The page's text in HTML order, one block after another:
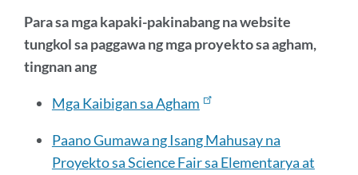
Para sa mga kapaki-pakinabang na website
tungkol sa paggawa ng mga proyekto sa agham,
tingnan ang
Mga Kaibigan sa Agham
Paano Gumawa ng Isang Mahusay na
Proyekto sa Science Fair sa Elementarya at